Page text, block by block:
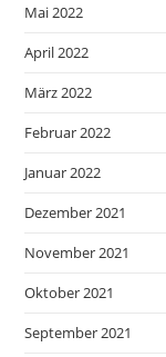
Mai 2022
April 2022
März 2022
Februar 2022
Januar 2022
Dezember 2021
November 2021
Oktober 2021
September 2021